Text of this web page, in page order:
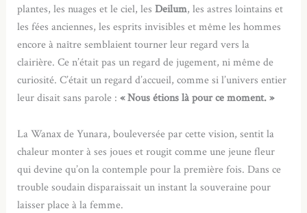
plantes, les nuages et le ciel, lesDeilum, les astres lointains et
les fées anciennes, les esprits invisibles et même les hommes
encore à naître semblaient tourner leur regard vers la
clairière. Ce n’était pas un regard de jugement, ni même de
curiosité. C’était un regard d’accueil, comme si l’univers entier
leur disait sans parole :« Nous étions là pour ce moment. »
La Wanax de Yunara, bouleversée par cette vision, sentit la
chaleur monter à ses joues et rougit comme une jeune fleur
qui devine qu’on la contemple pour la première fois. Dans ce
trouble soudain disparaissait un instant la souveraine pour
laisser place à la femme.